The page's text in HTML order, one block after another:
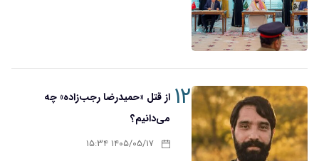
۱۲ از قتل «حمیدرضا رجب‌زاده» چه
می‌دانیم؟
۱۴۰۵/۰۵/۱۷ ۱۵:۳۴